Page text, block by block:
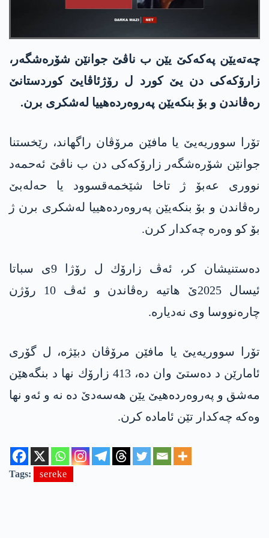
چه‌ته‌یێن په‌كه‌كێ یێن ب ناڤێ جوانێن شۆره‌شگه‌ر،
زارۆكه‌كی دن یێ كورد ل رۆژئاڤایێ كوردستانێ
ره‌ڤاندن و بۆ بنكه‌یێن په‌روه‌رده‌هییا له‌شكری برن.
تۆرا سووریه‌یێ یا مافێن مرۆڤان راگهاند، رێخستنا
جوانێن شۆره‌شگه‌ر زارۆكه‌كی دن ب ناڤێ ئه‌حمه‌د
نووری عه‌بۆ ژ تاخا شێخمه‌قسوود یا حه‌له‌بێ
ره‌ڤاندن و بۆ بنكه‌یێن په‌روه‌رده‌هییا له‌شكری برن ژ
بۆ كو وه‌ره‌ چه‌كدار كرن.
ده‌ستنیشان كر، ئه‌ڤ زارۆك ل رۆژا 9ی سباتا
ئیسال 2025ێ هاتیه‌ ره‌ڤاندن و ئه‌ڤ 10 رۆژن
چاره‌نووسا وی نه‌دیاره‌.
تۆرا سووریه‌یێ یا مافێن مرۆڤان دبێژه‌، ل گۆری
ئامارێن د ده‌ستێ وان ده‌، 413 زارۆك نها د بنگه‌هێن
مه‌شق و په‌روه‌رده‌هیێ یێن هه‌سه‌دێ ده‌ نه‌ و ئه‌و نها
وه‌كه‌ چه‌كدار تێن ئاماده‌ كرن.
Tags: sereke